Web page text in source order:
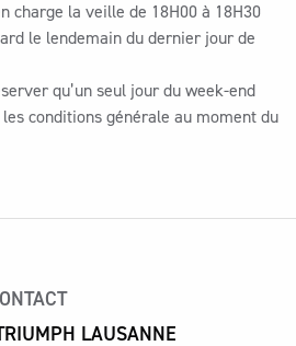
charge la veille de 18H00 à 18H30
le lendemain du dernier jour de
qu’un seul jour du week-end
conditions générale au moment du
LAUSANNE